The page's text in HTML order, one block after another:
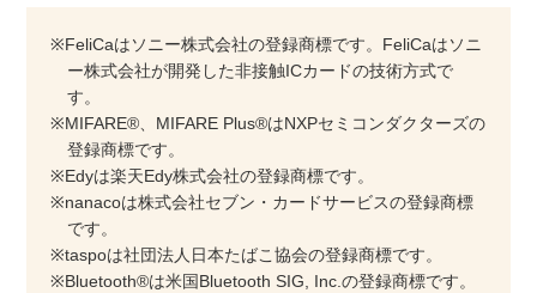
※FeliCaはソニー株式会社の登録商標です。FeliCaはソニ
ー株式会社が開発した非接触ICカードの技術方式で
す。
※MIFARE®、MIFARE Plus®はNXPセミコンダクターズの
登録商標です。
※Edyは楽天Edy株式会社の登録商標です。
※nanacoは株式会社セブン・カードサービスの登録商標
です。
※taspoは社団法人日本たばこ協会の登録商標です。
※Bluetooth®は米国Bluetooth SIG, Inc.の登録商標です。